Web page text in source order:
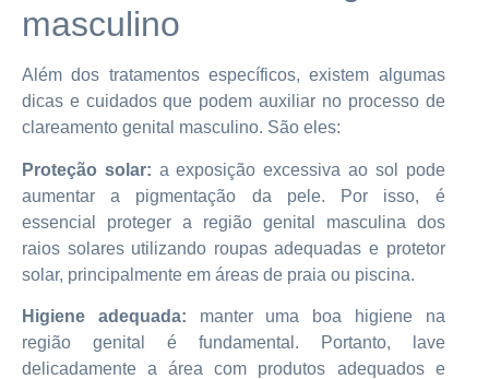
masculino
Além dos tratamentos específicos, existem algumas
dicas e cuidados que podem auxiliar no processo de
clareamento genital masculino. São eles:
Proteção solar: a exposição excessiva ao sol pode
aumentar a pigmentação da pele. Por isso, é
essencial proteger a região genital masculina dos
raios solares utilizando roupas adequadas e protetor
solar, principalmente em áreas de praia ou piscina.
Higiene adequada: manter uma boa higiene na
região genital é fundamental. Portanto, lave
delicadamente a área com produtos adequados e